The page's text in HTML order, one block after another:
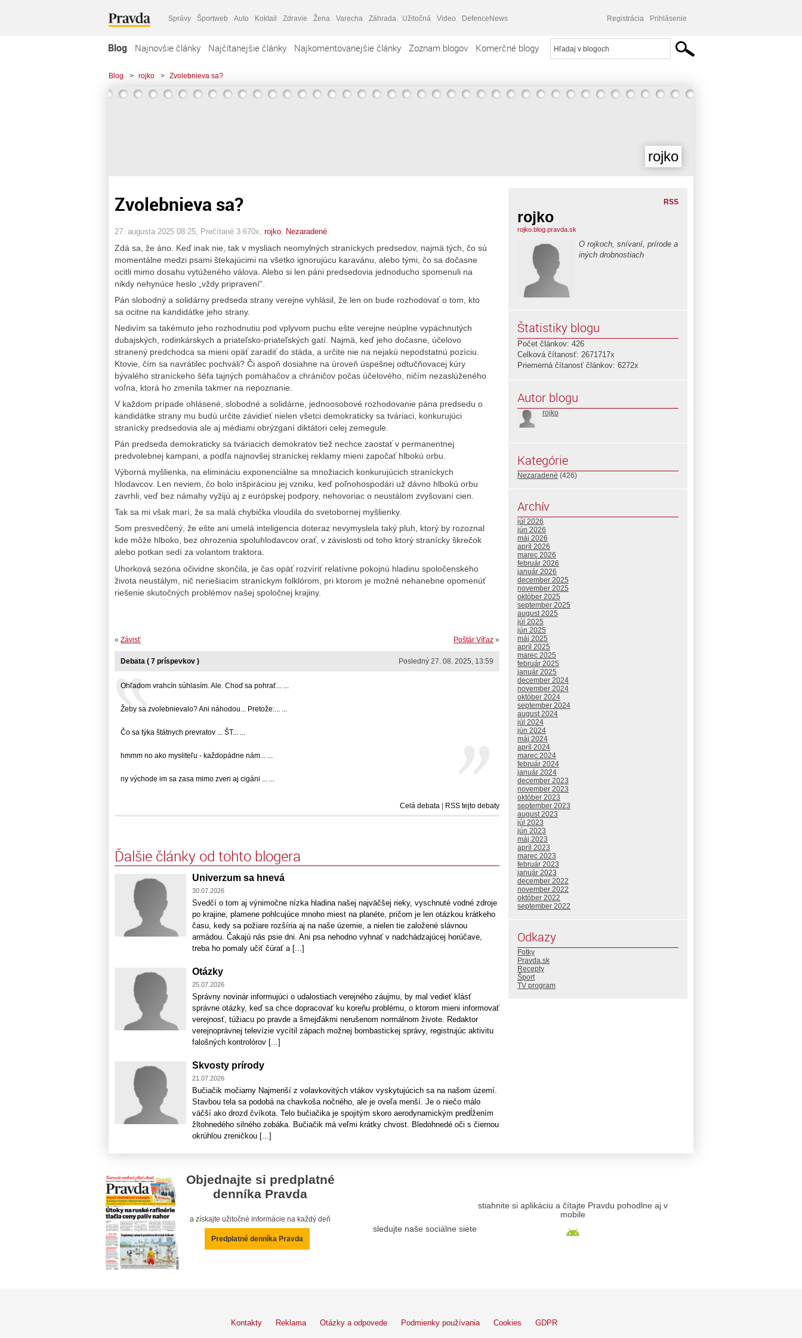
Správy Športweb Auto Koktail Zdravie Žena Varecha Záhrada Užitočná Video DefenceNews Registrácia Prihlásenie
Blog Najnovšie články Najčítanejšie články Najkomentovanejšie články Zoznam blogov Komerčné blogy
Blog > rojko > Zvolebnieva sa?
rojko
Zvolebnieva sa?
27. augusta 2025 08:25 , Prečítané 3 670x, rojko Nezaradené
Zdá sa, že áno. Keď inak nie, tak v mysliach neomylných straníckych predsedov, najmä tých, čo sú
momentálne medzi psami štekajúcimi na všetko ignorujúcu karavánu, alebo tými, čo sa dočasne
ocitli mimo dosahu vytúženého válova. Alebo si len páni predsedovia jednoducho spomenuli na
nikdy nehynúce heslo „vždy pripravení“.
Pán slobodný a solidárny predseda strany verejne vyhlásil, že len on bude rozhodovať o tom, kto
sa ocitne na kandidátke jeho strany.
Nedivím sa takémuto jeho rozhodnutiu pod vplyvom puchu ešte verejne neúplne vypáchnutých
dubajských, rodinkárskych a priateľsko-priateľských gatí. Najmä, keď jeho dočasne, účelovo
stranený predchodca sa mieni opäť zaradiť do stáda, a určite nie na nejakú nepodstatnú pozíciu.
Ktovie, čím sa navrátilec pochváli? Či aspoň dosiahne na úroveň úspešnej odtučňovacej kúry
bývalého straníckeho šéfa tajných pomáhačov a chráničov počas účelového, ničím nezaslúženého
voľna, ktorá ho zmenila takmer na nepoznanie.
V každom prípade ohlásené, slobodné a solidárne, jednoosobové rozhodovanie pána predsedu o
kandidátke strany mu budú určite závidieť nielen všetci demokraticky sa tváriaci, konkurujúci
stranícky predsedovia ale aj médiami obrýzganí diktátori celej zemegule.
Pán predseda demokraticky sa tváriacich demokratov tiež nechce zaostať v permanentnej
predvolebnej kampani, a podľa najnovšej straníckej reklamy mieni započať hlbokú orbu.
Výborná myšlienka, na elimináciu exponenciálne sa množiacich konkurujúcich straníckych
hlodavcov. Len neviem, čo bolo inšpiráciou jej vzniku, keď poľnohospodári už dávno hlbokú orbu
zavrhli, veď bez námahy vyžijú aj z európskej podpory, nehovoriac o neustálom zvyšovaní cien.
Tak sa mi však marí, že sa malá chybička vloudila do svetobornej myšlienky.
Som presvedčený, že ešte ani umelá inteligencia doteraz nevymyslela taký pluh, ktorý by rozoznal
kde môže hlboko, bez ohrozenia spoluhlodavcov orať, v závislosti od toho ktorý stranícky škrečok
alebo potkan sedí za volantom traktora.
Uhorková sezóna očividne skončila, je čas opäť rozvíriť relatívne pokojnú hladinu spoločenského
života neustálym, nič neriešiacim straníckym folklórom, pri ktorom je možné nehanebne opomenúť
riešenie skutočných problémov našej spoločnej krajiny.
Poštár Víťaz »
« Závisť
Posledný 27. 08. 2025, 13:59
Debata ( 7 príspevkov )
Ohľadom vrahcín súhlasím. Ale. Choď sa pohrať... ...
Žeby sa zvolebnievalo? Ani náhodou... Pretože:... ...
Čo sa týka štátnych prevratov ... ŠT... ...
hmmm no ako mysliteľu - každopádne nám... ...
ny východe im sa zasa mimo zveri aj cigáni ... ...
Celá debata | RSS tejto debaty
Ďalšie články od tohto blogera
Univerzum sa hnevá
30.07.2026
Svedčí o tom aj výnimočne nízka hladina našej najväčšej rieky, vyschnuté vodné zdroje
po krajine, plamene pohlcujúce mnoho miest na planéte, pričom je len otázkou krátkeho
času, kedy sa požiare rozšíria aj na naše územie, a nielen tie založené slávnou
armádou. Čakajú nás psie dni. Ani psa nehodno vyhnať v nadchádzajúcej horúčave,
treba ho pomaly učiť čúrať a [...]
Otázky
25.07.2026
Správny novinár informujúci o udalostiach verejného záujmu, by mal vedieť klásť
správne otázky, keď sa chce dopracovať ku koreňu problému, o ktorom mieni informovať
verejnosť, túžiacu po pravde a šmejďákmi nerušenom normálnom živote. Redaktor
verejnoprávnej televízie vycítil zápach možnej bombastickej správy, registrujúc aktivitu
falošných kontrolórov [...]
Skvosty prírody
21.07.2026
Bučiačik močiarny Najmenší z volavkovitých vtákov vyskytujúcich sa na našom území.
Stavbou tela sa podobá na chavkoša nočného, ale je oveľa menší. Je o niečo málo
väčší ako drozd čvíkota. Telo bučiačika je spojitým skoro aerodynamickým predĺžením
žltohnedého silného zobáka. Bučiačik má veľmi krátky chvost. Bledohnedé oči s čiernou
okrúhlou zreničkou [...]
RSS
rojko
rojko.blog.pravda.sk
O rojkoch, snívaní, prírode a
iných drobnostiach
Štatistiky blogu
Počet článkov: 426
Celková čítanosť: 2671717x
Priemerná čítanosť článkov: 6272x
Autor blogu
rojko
Kategórie
Nezaradené (426)
Archív
júl 2026
jún 2026
máj 2026
apríl 2026
marec 2026
február 2026
január 2026
december 2025
november 2025
október 2025
september 2025
august 2025
júl 2025
jún 2025
máj 2025
apríl 2025
marec 2025
február 2025
január 2025
december 2024
november 2024
október 2024
september 2024
august 2024
júl 2024
jún 2024
máj 2024
apríl 2024
marec 2024
február 2024
január 2024
december 2023
november 2023
október 2023
september 2023
august 2023
júl 2023
jún 2023
máj 2023
apríl 2023
marec 2023
február 2023
január 2023
december 2022
november 2022
október 2022
september 2022
Odkazy
Fotky
Pravda.sk
Recepty
Šport
TV program
Objednajte si predplatné
denníka Pravda
a získajte užitočné informácie na každý deň
Predplatné denníka Pravda
sledujte naše sociálne siete
stiahnite si aplikáciu a čítajte Pravdu pohodlne aj v
mobile
Kontakty Reklama Otázky a odpovede Podmienky používania Cookies GDPR